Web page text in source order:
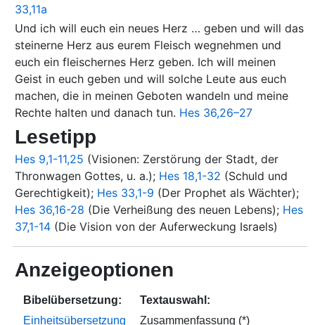
33,11a
Und ich will euch ein neues Herz … geben und will das
steinerne Herz aus eurem Fleisch wegnehmen und
euch ein fleischernes Herz geben. Ich will meinen
Geist in euch geben und will solche Leute aus euch
machen, die in meinen Geboten wandeln und meine
Rechte halten und danach tun. Hes 36,26–27
Lesetipp
Hes 9,1-11,25 (Visionen: Zerstörung der Stadt, der
Thronwagen Gottes, u. a.); Hes 18,1-32 (Schuld und
Gerechtigkeit); Hes 33,1-9 (Der Prophet als Wächter);
Hes 36,16-28 (Die Verheißung des neuen Lebens); Hes
37,1-14 (Die Vision von der Auferweckung Israels)
Anzeigeoptionen
Bibelübersetzung:
Textauswahl:
Einheitsübersetzung
Zusammenfassung (*)